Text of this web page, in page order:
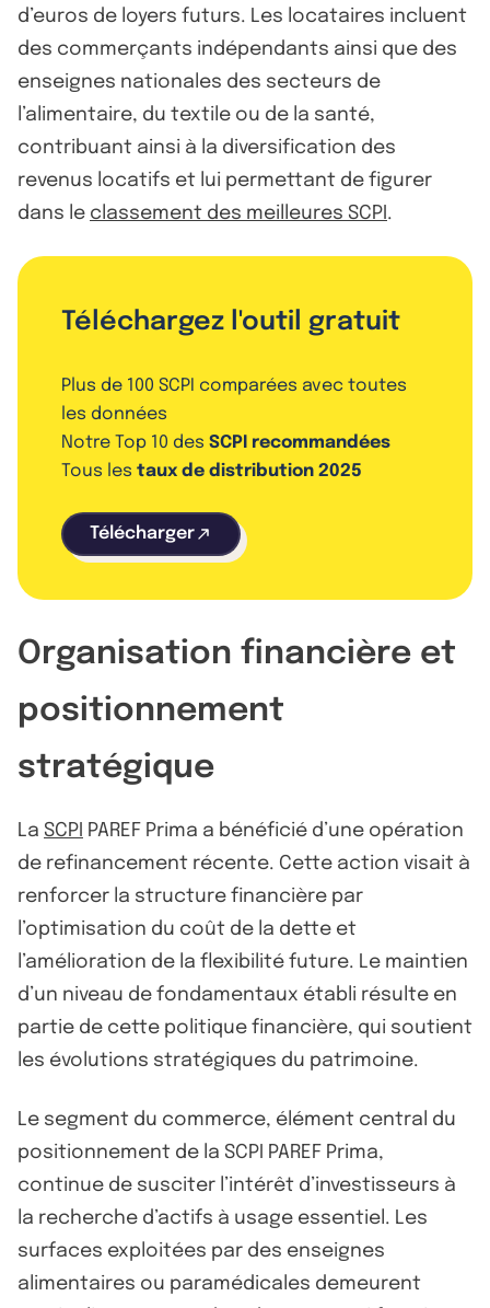
d’euros de loyers futurs. Les locataires incluent
des commerçants indépendants ainsi que des
enseignes nationales des secteurs de
l’alimentaire, du textile ou de la santé,
contribuant ainsi à la diversification des
revenus locatifs et lui permettant de figurer
dans le classement des meilleures SCPI .
Téléchargez l'outil gratuit
Plus de 100 SCPI comparées avec toutes
les données
Notre Top 10 des SCPI recommandées
Tous les taux de distribution 2025
Télécharger
Organisation financière et
positionnement
stratégique
La SCPI PAREF Prima a bénéficié d’une opération
de refinancement récente. Cette action visait à
renforcer la structure financière par
l’optimisation du coût de la dette et
l’amélioration de la flexibilité future. Le maintien
d’un niveau de fondamentaux établi résulte en
partie de cette politique financière, qui soutient
les évolutions stratégiques du patrimoine.
Le segment du commerce, élément central du
positionnement de la SCPI PAREF Prima,
continue de susciter l’intérêt d’investisseurs à
la recherche d’actifs à usage essentiel. Les
surfaces exploitées par des enseignes
alimentaires ou paramédicales demeurent